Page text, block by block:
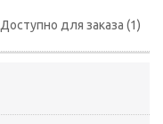
Доступно для заказа (1)